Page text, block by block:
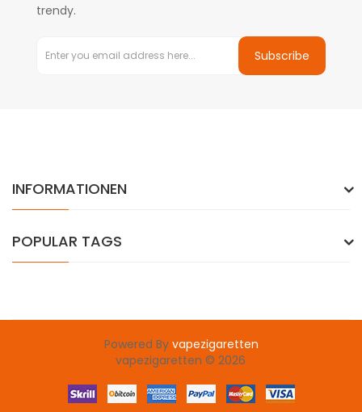
trendy.
Subscribe
INFORMATIONEN
POPULAR TAGS
Powered By vapezigaretten
vapezigaretten © 2026
casino slots uk 78win